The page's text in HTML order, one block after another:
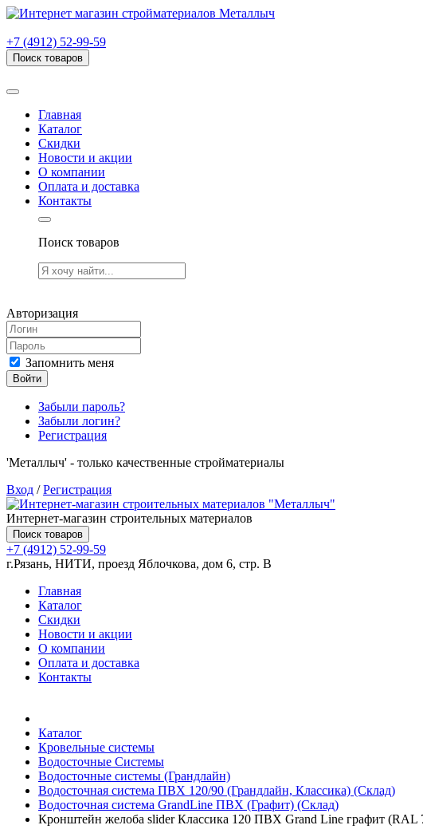
+7 (4912) 52-99-59
Поиск товаров
Главная
Каталог
Скидки
Новости и акции
О компании
Оплата и доставка
Контакты
Поиск товаров
Авторизация
Запомнить меня
Войти
Забыли пароль?
Забыли логин?
Регистрация
'Металлыч' - только качественные стройматериалы
Вход /Регистрация
Интернет-магазин строительных материалов
Поиск товаров
+7 (4912) 52-99-59
г.Рязань, НИТИ, проезд Яблочкова, дом 6, стр. В
Главная
Каталог
Скидки
Новости и акции
О компании
Оплата и доставка
Контакты
Каталог
Кровельные системы
Водосточные Системы
Водосточные системы (Грандлайн)
Водосточная система ПВХ 120/90 (Грандлайн, Классика) (Склад)
Водосточная система GrandLine ПВХ (Графит) (Склад)
Кронштейн желоба slider Классика 120 ПВХ Grand Line графит (RAL